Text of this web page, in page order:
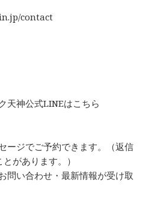
contact
天神公式LINEはこちら
ージでご予約できます。（返信
があります。）
問い合わせ・最新情報が受け取